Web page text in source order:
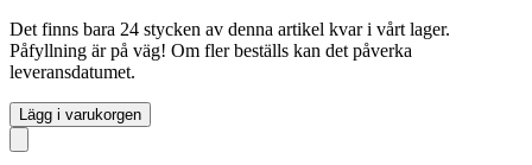
Det finns bara 24 stycken av denna artikel kvar i vårt lager.
Påfyllning är på väg! Om fler beställs kan det påverka
leveransdatumet.
Lägg i varukorgen